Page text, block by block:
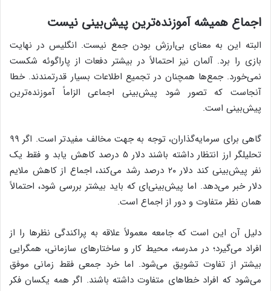
اجماع همیشه آموزنده‌ترین پیش‌بینی نیست
البته این به معنای بی‌ارزش بودن جمع نیست. انگلیس در نهایت
بازی را برد. آلمان نیز احتمالاً در بیشتر دفعات از پاراگوئه شکست
نمی‌خورد. جمع‌ها همچنان در تجمیع اطلاعات بسیار قدرتمندند. خطا
آنجاست که تصور شود پیش‌بینی اجماعی الزاماً آموزنده‌ترین
پیش‌بینی است.
گاهی برای سرمایه‌گذاران، توجه به جهت مخالف مفیدتر است. اگر ۹۹
تحلیلگر ارز انتظار داشته باشند دلار ۵ درصد کاهش یابد و فقط یک
نفر پیش‌بینی کند دلار ۲۰ درصد رشد می‌کند، اجماع از کاهش ملایم
دلار خبر می‌دهد. اما پیش‌بینی‌ای که باید بیشتر بررسی شود، احتمالاً
همان نظر متفاوت و دور از اجماع است.
دلیل آن این است که جامعه معمولاً علاقه به پراکندگی نظرها را از
افراد می‌گیرد؛ در مدرسه، محیط کار و ساختارهای سازمانی، همگرایی
بیشتر از تفاوت تشویق می‌شود. اما خرد جمعی فقط زمانی موفق
می‌شود که افراد خطاهای متفاوت داشته باشند. اگر همه یکسان فکر